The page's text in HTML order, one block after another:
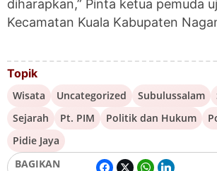
diharapkan,” Pinta ketua pemuda
Kecamatan Kuala Kabupaten
Topik
Wisata Uncategorized Subulussalam
Sejarah
Pt. PIM Politik dan Hukum
Pidie Jaya
BAGIKAN